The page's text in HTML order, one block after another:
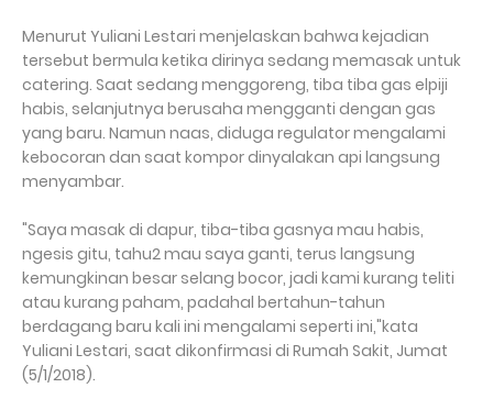
Menurut Yuliani Lestari menjelaskan bahwa kejadian
tersebut bermula ketika dirinya sedang memasak untuk
catering. Saat sedang menggoreng, tiba tiba gas elpiji
habis, selanjutnya berusaha mengganti dengan gas
yang baru. Namun naas, diduga regulator mengalami
kebocoran dan saat kompor dinyalakan api langsung
menyambar.
"Saya masak di dapur, tiba-tiba gasnya mau habis,
ngesis gitu, tahu2 mau saya ganti, terus langsung
kemungkinan besar selang bocor, jadi kami kurang teliti
atau kurang paham, padahal bertahun-tahun
berdagang baru kali ini mengalami seperti ini,"kata
Yuliani Lestari, saat dikonfirmasi di Rumah Sakit, Jumat
(5/1/2018).